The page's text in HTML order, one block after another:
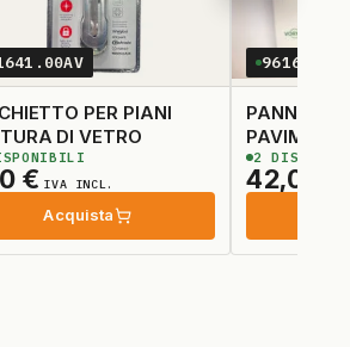
PER PIANI
DI VETRO
€ IVA INCL.
Acquista
PANNO
42,00
2